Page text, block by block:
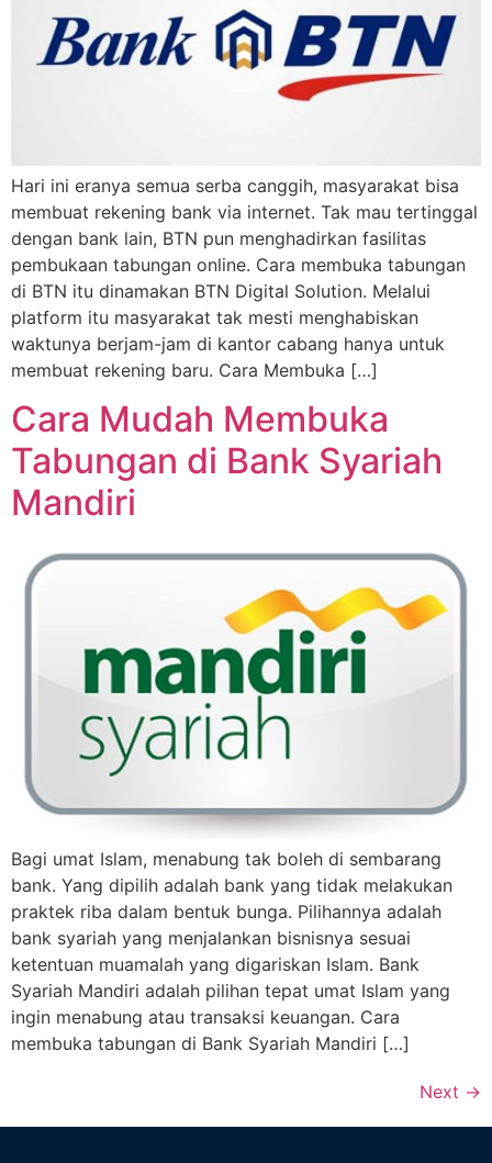
Hari ini eranya semua serba canggih, masyarakat bisa
membuat rekening bank via internet. Tak mau tertinggal
dengan bank lain, BTN pun menghadirkan fasilitas
pembukaan tabungan online. Cara membuka tabungan
di BTN itu dinamakan BTN Digital Solution. Melalui
platform itu masyarakat tak mesti menghabiskan
waktunya berjam-jam di kantor cabang hanya untuk
membuat rekening baru. Cara Membuka […]
Cara Mudah Membuka
Tabungan di Bank Syariah
Mandiri
Bagi umat Islam, menabung tak boleh di sembarang
bank. Yang dipilih adalah bank yang tidak melakukan
praktek riba dalam bentuk bunga. Pilihannya adalah
bank syariah yang menjalankan bisnisnya sesuai
ketentuan muamalah yang digariskan Islam. Bank
Syariah Mandiri adalah pilihan tepat umat Islam yang
ingin menabung atau transaksi keuangan. Cara
membuka tabungan di Bank Syariah Mandiri […]
Next →